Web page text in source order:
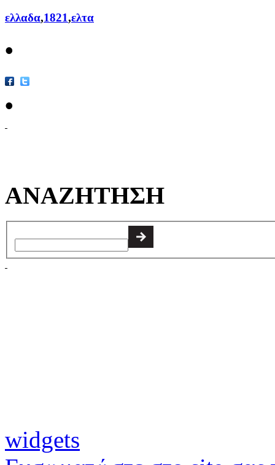
ελλαδα,1821,ελτα
•
•
ΑΝΑΖΗΤΗΣΗ
widgets